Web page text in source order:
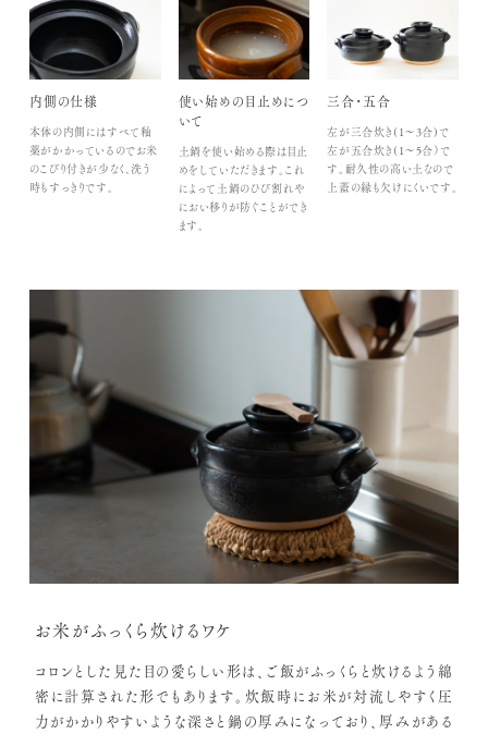
内側の仕様
本体の内側にはすべて釉
薬がかかっているのでお米
のこびり付きが少なく、洗う
時もすっきりです。
使い始めの目止めにつ
いて
土鍋を使い始める際は目止
めをしていただきます。これ
によって土鍋のひび割れや
におい移りが防ぐことができ
ます。
三合・五合
左が三合炊き(1～3合)で
左が五合炊き(1～5合）で
す。耐久性の高い土なので
上蓋の縁も欠けにくいです。
お米がふっくら炊けるワケ
コロンとした見た目の愛らしい形は、ご飯がふっくらと炊けるよう綿
密に計算された形でもあります。炊飯時にお米が対流しやすく圧
力がかかりやすいような深さと鍋の厚みになっており、厚みがある